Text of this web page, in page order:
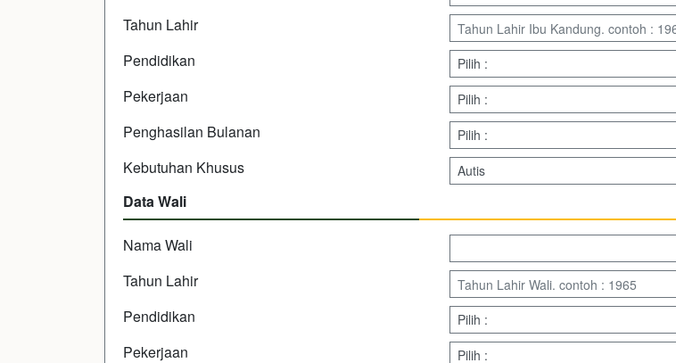
Tahun Lahir
Pendidikan
Pekerjaan
Penghasilan Bulanan
Kebutuhan Khusus
Data Wali
Nama Wali
Tahun Lahir
Pendidikan
Pekerjaan